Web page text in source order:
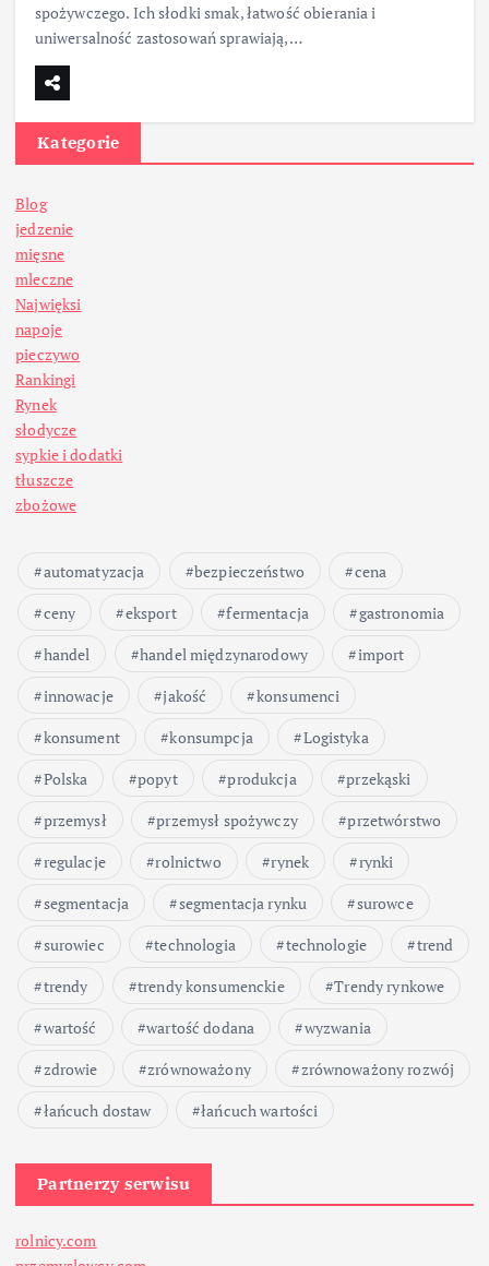
spożywczego. Ich słodki smak, łatwość obierania i
uniwersalność zastosowań sprawiają,…
Kategorie
Blog
jedzenie
mięsne
mleczne
Najwięksi
napoje
pieczywo
Rankingi
Rynek
słodycze
sypkie i dodatki
tłuszcze
zbożowe
automatyzacja bezpieczeństwo
cena
ceny
eksport fermentacja
gastronomia
handel
handel międzynarodowy
import
innowacje
jakość
konsumenci
konsument
konsumpcja
Logistyka
Polska
popyt produkcja
przekąski
przemysł
przemysł spożywczy
przetwórstwo
regulacje
rolnictwo rynek
rynki
segmentacja
segmentacja rynku
surowce
surowiec
technologia technologie
trend
trendy
trendy konsumenckie
Trendy rynkowe
wartość
wartość dodana
wyzwania
zdrowie
zrównoważony
zrównoważony rozwój
łańcuch dostaw
łańcuch wartości
Partnerzy serwisu
rolnicy.com